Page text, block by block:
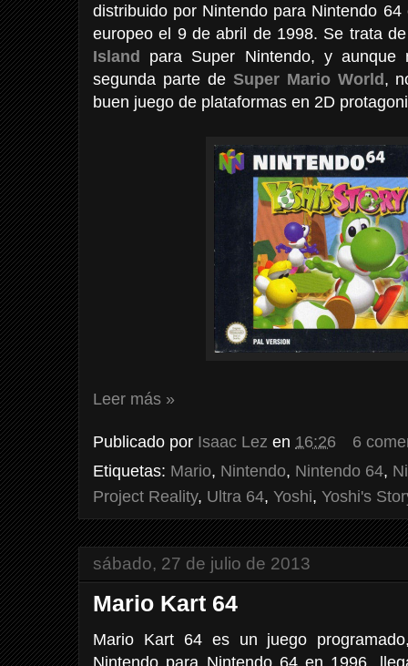
distribuido por Nintendo para Nintendo
europeo el 9 de abril de 1998. Se trata
Island para Super Nintendo, y
segunda parte de Super Mario World,
buen juego de plataformas en 2D
Leer más »
Publicado por Isaac Lez en 16:26
6
Etiquetas: Mario, Nintendo, Nintendo 64,
Project Reality, Ultra 64, Yoshi, Yoshi's
sábado, 27 de julio de 2013
Mario Kart 64
Mario Kart 64 es un juego
Nintendo para Nintendo 64 en 1996,